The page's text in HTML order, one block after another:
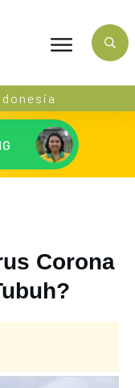
Corona